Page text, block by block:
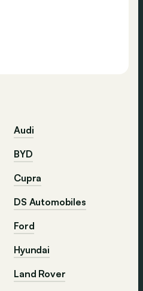
Audi
BYD
Cupra
DS Automobiles
Ford
Hyundai
Land Rover